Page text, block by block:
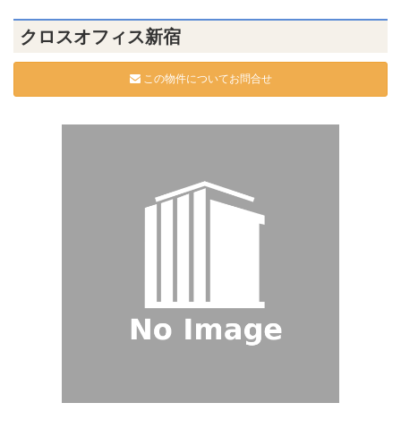
クロスオフィス新宿
この物件についてお問合せ